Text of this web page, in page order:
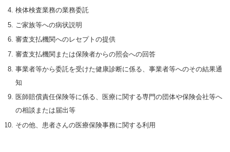
検体検査業務の業務委託
ご家族等への病状説明
審査支払機関へのレセプトの提供
審査支払機関または保険者からの照会への回答
事業者等から委託を受けた健康診断に係る、事業者等へのその結果通
知
医師賠償責任保険等に係る、医療に関する専門の団体や保険会社等へ
の相談または届出等
その他、患者さんの医療保険事務に関する利用